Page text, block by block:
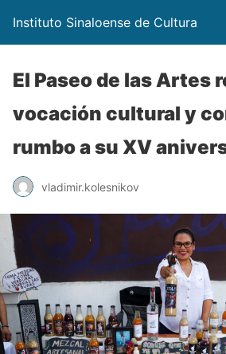
Instituto Sinaloense de Cultura
El Paseo de las Artes
vocación cultural y
rumbo a su XV
vladimir.kolesnikov